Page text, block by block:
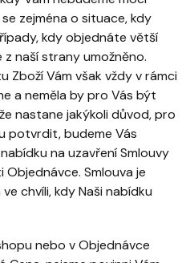
zejména o situace, kdy
kdy objednáte větší
z naší strany umožněno.
Zboží Vám však vždy v rámci
a neměla by pro Vás být
nastane jakýkoli důvod, pro
potvrdit, budeme Vás
na uzavření Smlouvy
Smlouva je
chvíli, kdy Naši nabídku
nebo v Objednávce